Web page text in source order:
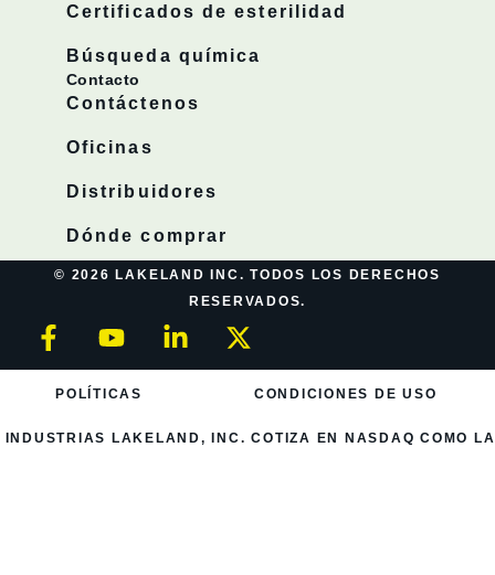
Certificados de esterilidad
Búsqueda química
Contacto
Contáctenos
Oficinas
Distribuidores
Dónde comprar
© 2026 LAKELAND INC. TODOS LOS DERECHOS
RESERVADOS.
POLÍTICAS CONDICIONES DE USO
INDUSTRIAS LAKELAND, INC. COTIZA EN NASDAQ COMO